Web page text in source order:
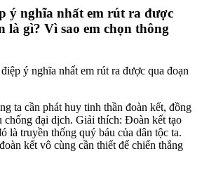
ý nghĩa nhất em rút ra được
là gì? Vì sao em chọn thông
ý nghĩa nhất em rút ra được qua đoạn
ta cần phát huy tinh thần đoàn kết, đồng
chống đại dịch. Giải thích: Đoàn kết tạo
là truyền thống quý báu của dân tộc ta.
kết vô cùng cần thiết để chiến thắng